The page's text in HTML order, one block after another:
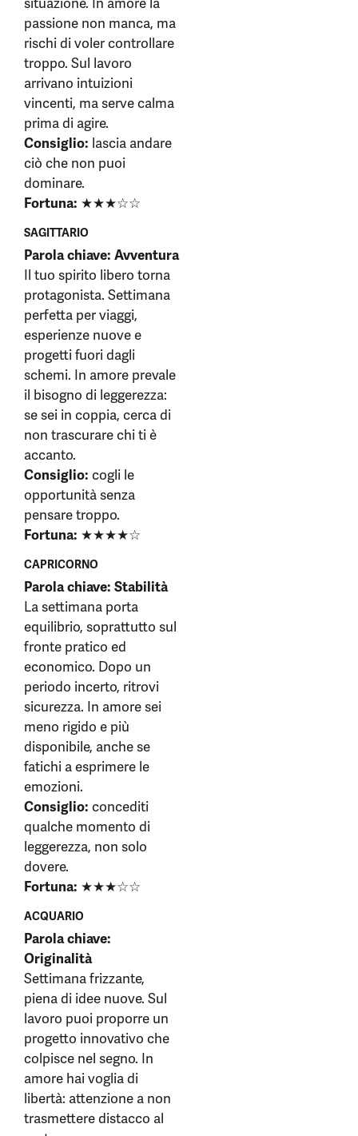
passione non manca, ma
rischi di voler controllare
troppo. Sul lavoro
arrivano intuizioni
vincenti, ma serve calma
prima di agire.
Consiglio: lascia andare
ciò che non puoi
dominare.
Fortuna: ★★★☆☆
SAGITTARIO
Parola chiave: Avventura
Il tuo spirito libero torna
protagonista. Settimana
perfetta per viaggi,
esperienze nuove e
progetti fuori dagli
schemi. In amore prevale
il bisogno di leggerezza:
se sei in coppia, cerca di
non trascurare chi ti è
accanto.
Consiglio: cogli le
opportunità senza
pensare troppo.
Fortuna: ★★★★☆
CAPRICORNO
Parola chiave: Stabilità
La settimana porta
equilibrio, soprattutto sul
fronte pratico ed
economico. Dopo un
periodo incerto, ritrovi
sicurezza. In amore sei
meno rigido e più
disponibile, anche se
fatichi a esprimere le
emozioni.
Consiglio: concediti
qualche momento di
leggerezza, non solo
dovere.
Fortuna: ★★★☆☆
ACQUARIO
Parola chiave:
Originalità
Settimana frizzante,
piena di idee nuove. Sul
lavoro puoi proporre un
progetto innovativo che
colpisce nel segno. In
amore hai voglia di
libertà: attenzione a non
trasmettere distacco al